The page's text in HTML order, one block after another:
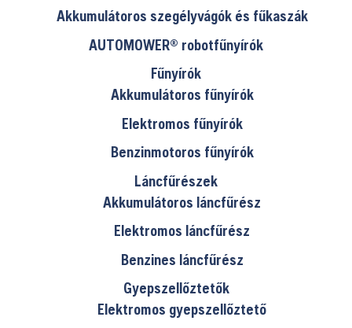
Akkumulátoros szegélyvágók és fűkaszák
AUTOMOWER® robotfűnyírók
Fűnyírók
Akkumulátoros fűnyírók
Elektromos fűnyírók
Benzinmotoros fűnyírók
Láncfűrészek
Akkumulátoros láncfűrész
Elektromos láncfűrész
Benzines láncfűrész
Gyepszellőztetők
Elektromos gyepszellőztető